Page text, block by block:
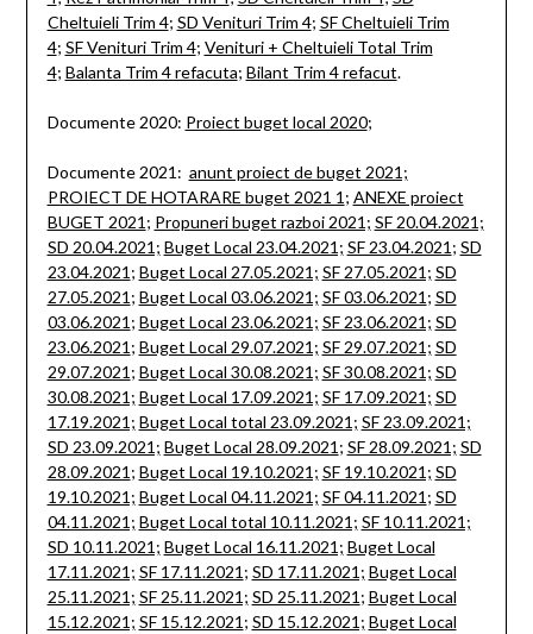
Cheltuieli Trim 4; SD Venituri Trim 4; SF Cheltuieli Trim
4; SF Venituri Trim 4; Venituri + Cheltuieli Total Trim
4; Balanta Trim 4 refacuta; Bilant Trim 4 refacut.
Documente 2020: Proiect buget local 2020;
Documente 2021: anunt proiect de buget 2021;
PROIECT DE HOTARARE buget 2021 1 ; ANEXE proiect
BUGET 2021 ; Propuneri buget razboi 2021; SF 20.04.2021;
SD 20.04.2021; Buget Local 23.04.2021; SF 23.04.2021 ; SD
23.04.2021 ; Buget Local 27.05.2021; SF 27.05.2021; SD
27.05.2021 ; Buget Local 03.06.2021; SF 03.06.2021 ; SD
03.06.2021 ; Buget Local 23.06.2021; SF 23.06.2021; SD
23.06.2021 ; Buget Local 29.07.2021; SF 29.07.2021; SD
29.07.2021 ; Buget Local 30.08.2021; SF 30.08.2021; SD
30.08.2021; Buget Local 17.09.2021; SF 17.09.2021; SD
17.19.2021; Buget Local total 23.09.2021; SF 23.09.2021;
SD 23.09.2021; Buget Local 28.09.2021 ; SF 28.09.2021; SD
28.09.2021 ; Buget Local 19.10.2021; SF 19.10.2021; SD
19.10.2021; Buget Local 04.11.2021; SF 04.11.2021 ; SD
04.11.2021; Buget Local total 10.11.2021; SF 10.11.2021;
SD 10.11.2021; Buget Local 16.11.2021; Buget Local
17.11.2021; SF 17.11.2021 ; SD 17.11.2021; Buget Local
25.11.2021; SF 25.11.2021; SD 25.11.2021 ; Buget Local
15.12.2021; SF 15.12.2021 ; SD 15.12.2021; Buget Local